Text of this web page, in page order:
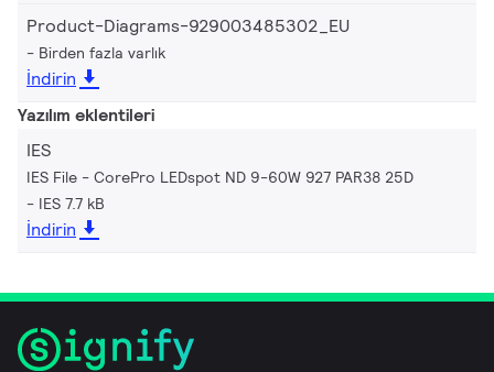
Product-Diagrams-929003485302_EU
Birden fazla varlık
İndirin
Yazılım eklentileri
IES
IES File - CorePro LEDspot ND 9-60W 927 PAR38 25D
IES 7.7 kB
İndirin